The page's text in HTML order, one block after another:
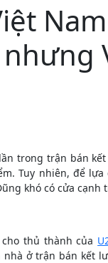
trong trận bán
Tuy nhiên, để
khó có cửa cạnh
thủ thành của
nhà ở trận bán kết